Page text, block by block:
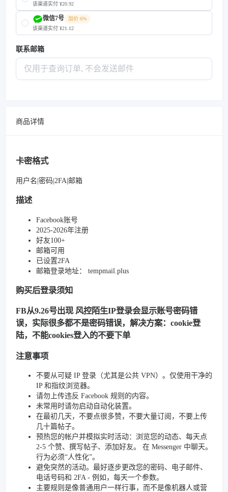
该渠道实付 ¥20.92
微信7号
加价 6%
该渠道实付 ¥21.12
联系邮箱
商品详情
卡密格式
用户名|密码|2FA|邮箱
描述
Facebook账号
2025-2026年注册
好友100+
邮箱可用
已设置2FA
邮箱登录地址： tempmail.plus
购买后登录须知
FB从9.26号出现 风控陌生IP登录会显示账号密码错
误，实际很多都不是密码错误，解决方案：cookie登
陆，不能cookies登入的不要下单
注意事项
不要从可疑 IP 登录（尤其是公共 VPN）。仅使用干净的
IP 和指纹浏览器。
请勿上传违反 Facebook 规则的内容。
未常用时请勿启动自动化装置。
在最初几天，不要点很多赞，不要大量订阅，不要上传
几十篇帖子。
预热您的帐户并模拟实时活动：浏览您的动态、每天点
2-5 个赞、撰写帖子、添加好友。 在 Messenger 中聊天。
行为必须“人性化”。
避免突然的活动。最好逐步更改您的密码、电子邮件、
电话号码和 2FA - 例如，每天一个参数。
主要规则是像普通用户一样行事，而不是像机器人或营